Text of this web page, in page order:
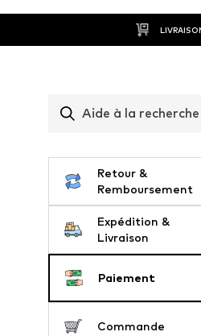
Aide à la recherche
Retour &
Remboursement
Expédition &
Livraison
Paiement
Commande